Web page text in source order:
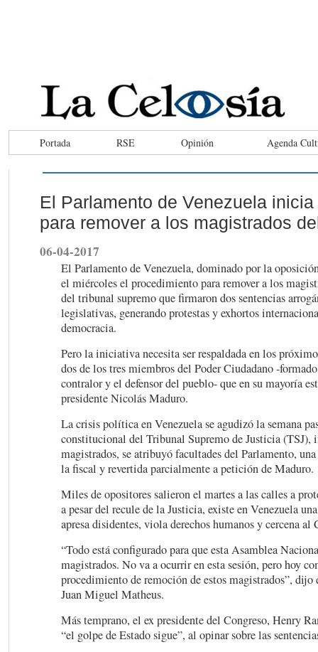
Portada RSE Opinión Agenda
El Parlamento de Venezuela
para remover a los magistrados
06-04-2017
El Parlamento de Venezuela, dominado por la
el miércoles el procedimiento para remover a los
del tribunal supremo que firmaron dos sentencias
legislativas, generando protestas y exhortos
democracia.
Pero la iniciativa necesita ser respaldada en los
dos de los tres miembros del Poder Ciudadano -
contralor y el defensor del pueblo- que en su mayoría
presidente Nicolás Maduro.
La crisis política en Venezuela se agudizó la semana
constitucional del Tribunal Supremo de Justicia (TSJ),
magistrados, se atribuyó facultades del Parlamento,
la fiscal y revertida parcialmente a petición de Maduro.
Miles de opositores salieron el martes a las calles a
a pesar del recule de la Justicia, existe en Venezuela
apresa disidentes, viola derechos humanos y cercena al
“Todo está configurado para que esta Asamblea
magistrados. No va a ocurrir en esta sesión, pero hoy
procedimiento de remoción de estos magistrados”,
Juan Miguel Matheus.
Más temprano, el ex presidente del Congreso, Henry
“el golpe de Estado sigue”, al opinar sobre las